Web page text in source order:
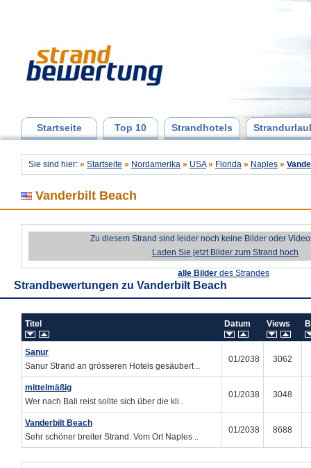
Startseite Top 10 Strandhotels
Sie sind hier: » Startseite » Nordamerika » USA » Florida » Naples »
Vanderbilt Beach
Zu diesem Strand sind leider noch keine Bilder oder
Laden Sie jetzt Bilder zum Strand hoch
alle Bilder des Strandes
Strandbewertungen zu Vanderbilt Beach
Titel Datum Views
Sanur
Sanur Strand an grösseren Hotels gesäubert ..
01/2038 3062
mittelmäßig
Wer nach Bali reist sollte sich über die kli..
01/2038 3048
Vanderbilt Beach
Sehr schöner breiter Strand. Vom Ort Naples ..
01/2038 8688